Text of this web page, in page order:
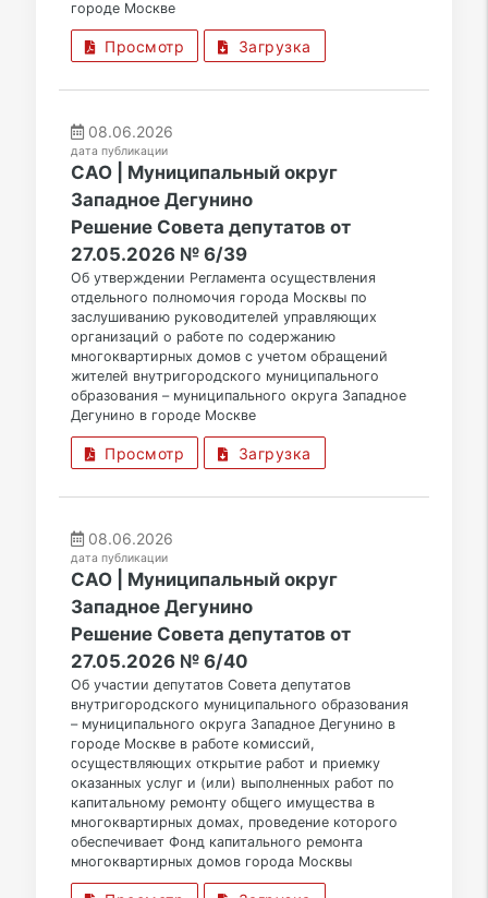
городе Москве
Просмотр Загрузка
08.06.2026
дата публикации
САО | Муниципальный округ
Западное Дегунино
Решение Совета депутатов от
27.05.2026 № 6/39
Об утверждении Регламента осуществления
отдельного полномочия города Москвы по
заслушиванию руководителей управляющих
организаций о работе по содержанию
многоквартирных домов с учетом обращений
жителей внутригородского муниципального
образования – муниципального округа Западное
Дегунино в городе Москве
Просмотр Загрузка
08.06.2026
дата публикации
САО | Муниципальный округ
Западное Дегунино
Решение Совета депутатов от
27.05.2026 № 6/40
Об участии депутатов Совета депутатов
внутригородского муниципального образования
– муниципального округа Западное Дегунино в
городе Москве в работе комиссий,
осуществляющих открытие работ и приемку
оказанных услуг и (или) выполненных работ по
капитальному ремонту общего имущества в
многоквартирных домах, проведение которого
обеспечивает Фонд капитального ремонта
многоквартирных домов города Москвы